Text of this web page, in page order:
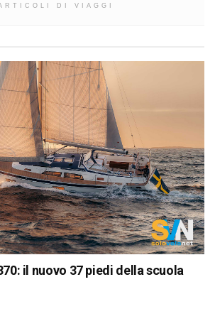
DI VIAGGI
il nuovo 37 piedi della scuola